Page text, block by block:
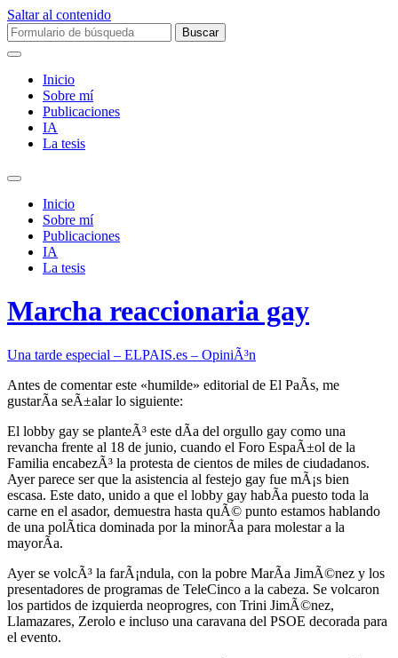
Saltar al contenido
Buscar:
Inicio
Sobre mí­
Publicaciones
IA
La tesis
Alternar
campo
búsqueda
Inicio
Sobre mí­
Publicaciones
IA
La tesis
Marcha reaccionaria gay
Una tarde especial – ELPAIS.es – OpiniÃ³n
Antes de comentar este «humilde» editorial de El PaÃ­s, me
gustarÃ­a seÃ±alar lo siguiente:
El lobby gay se planteÃ³ este dÃ­a del orgullo gay como una
revancha frente al 18 de junio, cuando el Foro EspaÃ±ol de la
Familia encabezÃ³ la protesta de cientos de miles de ciudadanos.
Ayer parece ser que la asistencia al festejo gay fue mÃ¡s bien
escasa. Este dato, unido a que el lobby gay habÃ­a puesto toda la
carne en el asador, demuestra hasta quÃ© punto estamos hablando
de una polÃ­tica dominada por la minorÃ­a para molestar a la
mayorÃ­a.
Ayer se volcÃ³ la farÃ¡ndula, con la pobre MarÃ­a JimÃ©nez y los
presentadores de programas de TeleCinco a la cabeza. Se volcaron
los partidos de izquierda neoprogres, con Trini JimÃ©nez,
Llamazares, Zerolo e incluso una caravana del PSOE decorada para
el evento.